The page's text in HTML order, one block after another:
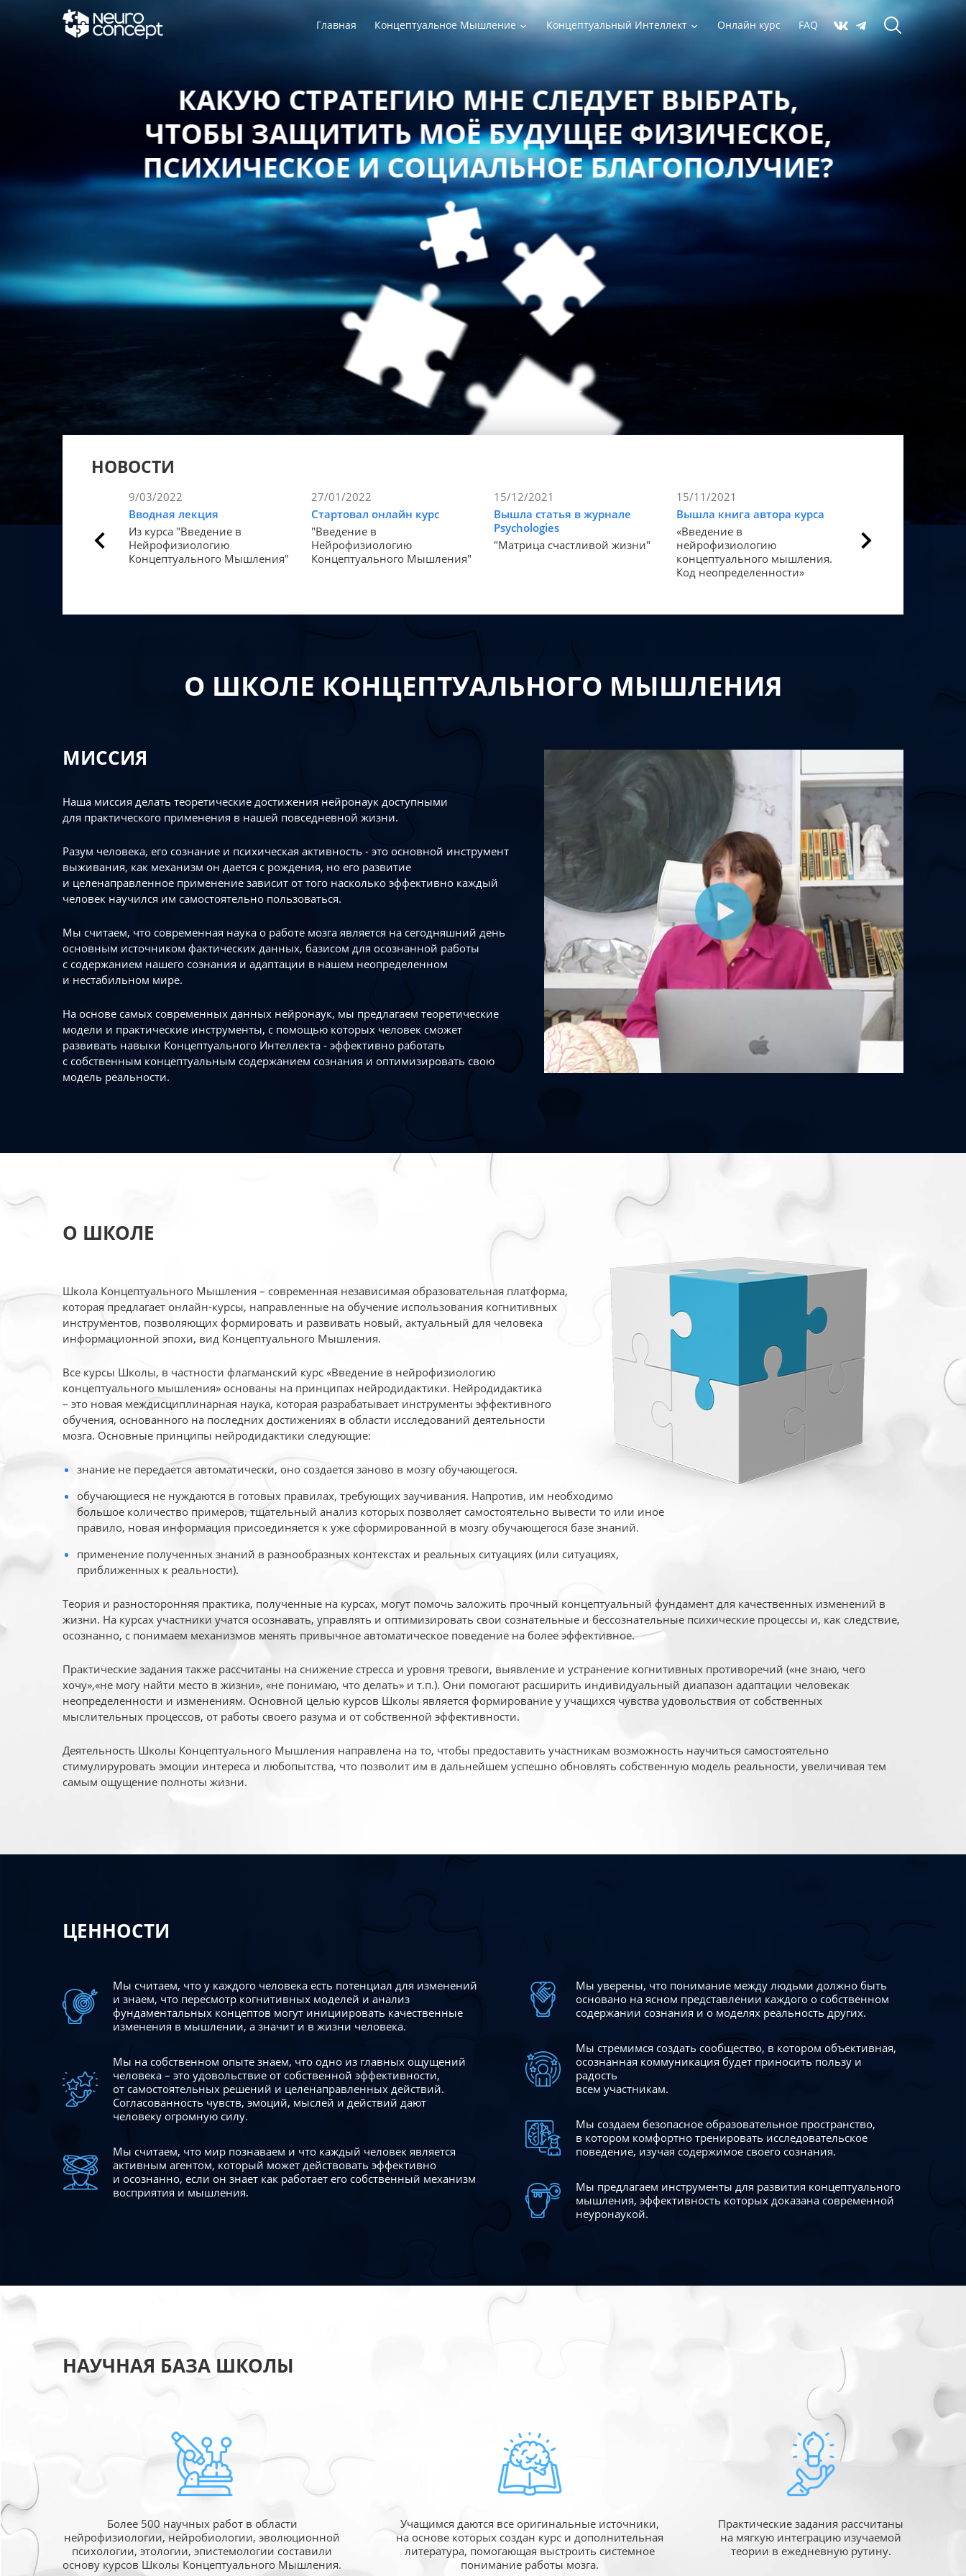
Главная Концептуальное Мышление Концептуальный Интеллект Онлайн курс FAQ
КАКУЮ СТРАТЕГИЮ МНЕ СЛЕДУЕТ ВЫБРАТЬ,
ЧТОБЫ ЗАЩИТИТЬ МОЁ БУДУЩЕЕ ФИЗИЧЕСКОЕ,
ПСИХИЧЕСКОЕ И СОЦИАЛЬНОЕ БЛАГОПОЛУЧИЕ?
НОВОСТИ
9/03/2022
Вводная лекция
Из курса "Введение в
Нейрофизиологию
Концептуального Мышления"
27/01/2022
Стартовал онлайн курс
"Введение в
Нейрофизиологию
Концептуального Мышления"
15/12/2021
Вышла статья в журнале
Psychologies
"Матрица счастливой жизни"
15/11/2021
Вышла книга автора курса
«Введение в
нейрофизиологию
концептуального мышления.
Код неопределенности»
Статья в Forbes
Как мозг
«счастье».
О ШКОЛЕ КОНЦЕПТУАЛЬНОГО МЫШЛЕНИЯ
МИССИЯ
Наша миссия делать теоретические достижения нейронаук доступными
для практического применения в нашей повседневной жизни.
Разум человека, его сознание и психическая активность - это основной инструмент
выживания, как механизм он дается с рождения, но его развитие
и целенаправленное применение зависит от того насколько эффективно каждый
человек научился им самостоятельно пользоваться.
Мы считаем, что современная наука о работе мозга является на сегодняшний день
основным источником фактических данных, базисом для осознанной работы
с содержанием нашего сознания и адаптации в нашем неопределенном
и нестабильном мире.
На основе самых современных данных нейронаук, мы предлагаем теоретические
модели и практические инструменты, с помощью которых человек сможет
развивать навыки Концептуального Интеллекта - эффективно работать
с собственным концептуальным содержанием сознания и оптимизировать свою
модель реальности.
О ШКОЛЕ
Школа Концептуального Мышления – современная независимая образовательная платформа,
которая предлагает онлайн-курсы, направленные на обучение использования когнитивных
инструментов, позволяющих формировать и развивать новый, актуальный для человека
информационной эпохи, вид Концептуального Мышления.
Все курсы Школы, в частности флагманский курс «Введение в нейрофизиологию
концептуального мышления» основаны на принципах нейродидактики. Нейродидактика
– это новая междисциплинарная наука, которая разрабатывает инструменты эффективного
обучения, основанного на последних достижениях в области исследований деятельности
мозга. Основные принципы нейродидактики следующие:
знание не передается автоматически, оно создается заново в мозгу обучающегося.
обучающиеся не нуждаются в готовых правилах, требующих заучивания. Напротив, им необходимо
большое количество примеров, тщательный анализ которых позволяет самостоятельно вывести то или иное
правило, новая информация присоединяется к уже сформированной в мозгу обучающегося базе знаний.
применение полученных знаний в разнообразных контекстах и реальных ситуациях (или ситуациях,
приближенных к реальности).
Теория и разносторонняя практика, полученные на курсах, могут помочь заложить прочный концептуальный фундамент для качественных изменений в
жизни. На курсах участники учатся осознавать, управлять и оптимизировать свои сознательные и бессознательные психические процессы и, как следствие,
осознанно, с понимаем механизмов менять привычное автоматическое поведение на более эффективное.
Практические задания также рассчитаны на снижение стресса и уровня тревоги, выявление и устранение когнитивных противоречий («не знаю, чего
хочу»,«не могу найти место в жизни», «не понимаю, что делать» и т.п.). Они помогают расширить индивидуальный диапазон адаптации человекак
неопределенности и изменениям. Основной целью курсов Школы является формирование у учащихся чувства удовольствия от собственных
мыслительных процессов, от работы своего разума и от собственной эффективности.
Деятельность Школы Концептуального Мышления направлена на то, чтобы предоставить участникам возможность научиться самостоятельно
стимулируровать эмоции интереса и любопытства, что позволит им в дальнейшем успешно обновлять собственную модель реальности, увеличивая тем
самым ощущение полноты жизни.
ЦЕННОСТИ
Мы считаем, что у каждого человека есть потенциал для изменений
и знаем, что пересмотр когнитивных моделей и анализ
фундаментальных концептов могут инициировать качественные
изменения в мышлении, а значит и в жизни человека.
Мы на собственном опыте знаем, что одно из главных ощущений
человека – это удовольствие от собственной эффективности,
от самостоятельных решений и целенаправленных действий.
Согласованность чувств, эмоций, мыслей и действий дают
человеку огромную силу.
Мы считаем, что мир познаваем и что каждый человек является
активным агентом, который может действовать эффективно
и осознанно, если он знает как работает его собственный механизм
восприятия и мышления.
Мы уверены, что понимание между людьми должно быть
основано на ясном представлении каждого о собственном
содержании сознания и о моделях реальность других.
Мы стремимся создать сообщество, в котором объективная,
осознанная коммуникация будет приносить пользу и
радость
всем участникам.
Мы создаем безопасное образовательное пространство,
в котором комфортно тренировать исследовательское
поведение, изучая содержимое своего сознания.
Мы предлагаем инструменты для развития концептуального
мышления, эффективность которых доказана современной
неуронаукой.
НАУЧНАЯ БАЗА ШКОЛЫ
Более 500 научных работ в области
нейрофизиологии, нейробиологии, эволюционной
психологии, этологии, эпистемологии составили
основу курсов Школы Концептуального Мышления.
Учащимся даются все оригинальные источники,
на основе которых создан курс и дополнительная
литература, помогающая выстроить системное
понимание работы мозга.
Практические задания рассчитаны
на мягкую интеграцию изучаемой
теории в ежедневную рутину.